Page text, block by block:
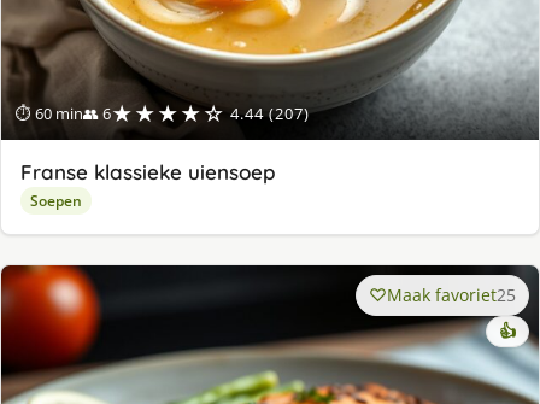
⏱ 60 min👥 6★★★★☆ 4.44 (207)
Franse klassieke uiensoep
Soepen
Maak favoriet25
👍